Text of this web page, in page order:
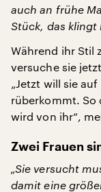
auch an frühe
Stück, das klingt
Während ihr Stil
versuche sie
„Jetzt will sie
rüberkommt. So
wird von ihr“,
Zwei Frauen
„Sie versucht
damit eine